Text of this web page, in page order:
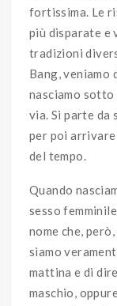
fortissima. Le
più disparate e
tradizioni
Bang, veniamo
nasciamo sotto
via. Si parte da
per poi arrivare
del tempo.
Quando
sesso
nome che,
siamo
mattina e di
maschio,